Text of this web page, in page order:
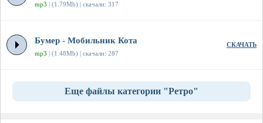
mp3 | (1.79Mb) | скачали: 317
Бумер - Мобильник Кота
mp3 | (1.48Mb) | скачали: 287
СКАЧАТЬ
Еще файлы категории "Ретро"